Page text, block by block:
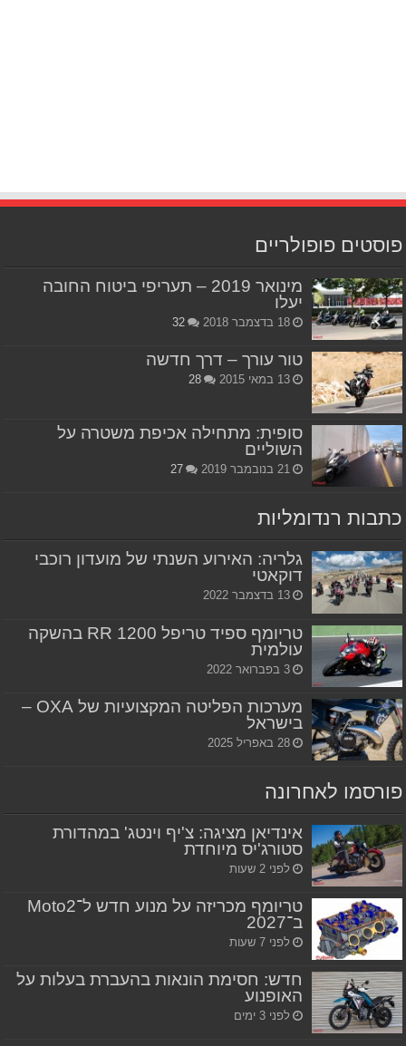
פוסטים פופולריים
מינואר 2019 – תעריפי ביטוח החובה
יעלו
18 בדצמבר 2018 32
טור עורך – דרך חדשה
13 במאי 2015 28
סופית: מתחילה אכיפת משטרה על
השוליים
21 בנובמבר 2019 27
כתבות רנדומליות
גלריה: האירוע השנתי של מועדון רוכבי
דוקאטי
13 בדצמבר 2022
טריומף ספיד טריפל 1200 RR בהשקה
עולמית
3 בפברואר 2022
מערכות הפליטה המקצועיות של OXA –
בישראל
28 באפריל 2025
פורסמו לאחרונה
אינדיאן מציגה: צ'יף וינטג' במהדורת
סטורג'יס מיוחדת
לפני 2 שעות
טריומף מכריזה על מנוע חדש ל־Moto2
ב־2027
לפני 7 שעות
חדש: חסימת הונאות בהעברת בעלות על
האופנוע
לפני 3 ימים